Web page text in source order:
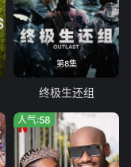
第8集
终极生还组
人气:58